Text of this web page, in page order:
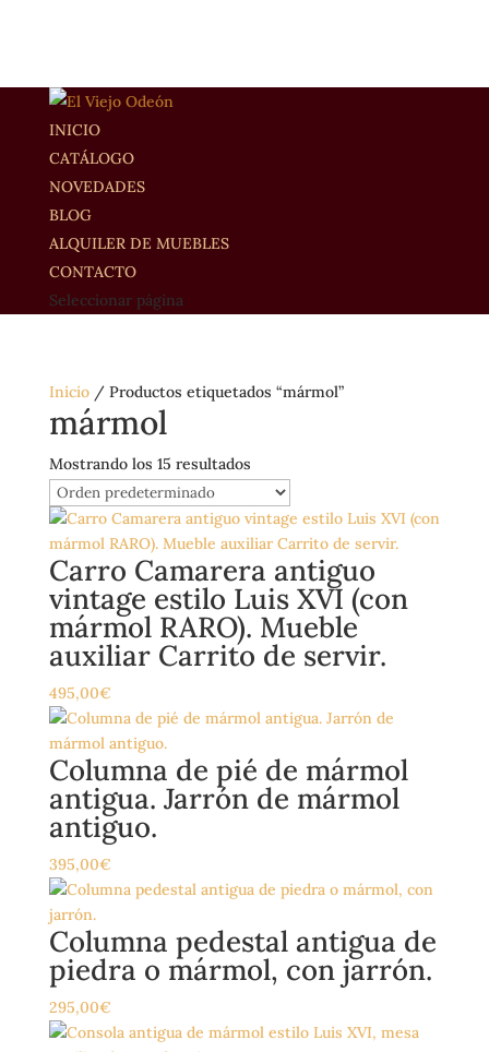
INICIO
CATÁLOGO
NOVEDADES
BLOG
ALQUILER DE MUEBLES
CONTACTO
Seleccionar página
Inicio/ Productos etiquetados “mármol”
mármol
Mostrando los 15 resultados
Carro Camarera antiguo
vintage estilo Luis XVI (con
mármol RARO). Mueble
auxiliar Carrito de servir.
495,00€
Columna de pié de mármol
antigua. Jarrón de mármol
antiguo.
395,00€
Columna pedestal antigua de
piedra o mármol, con jarrón.
295,00€